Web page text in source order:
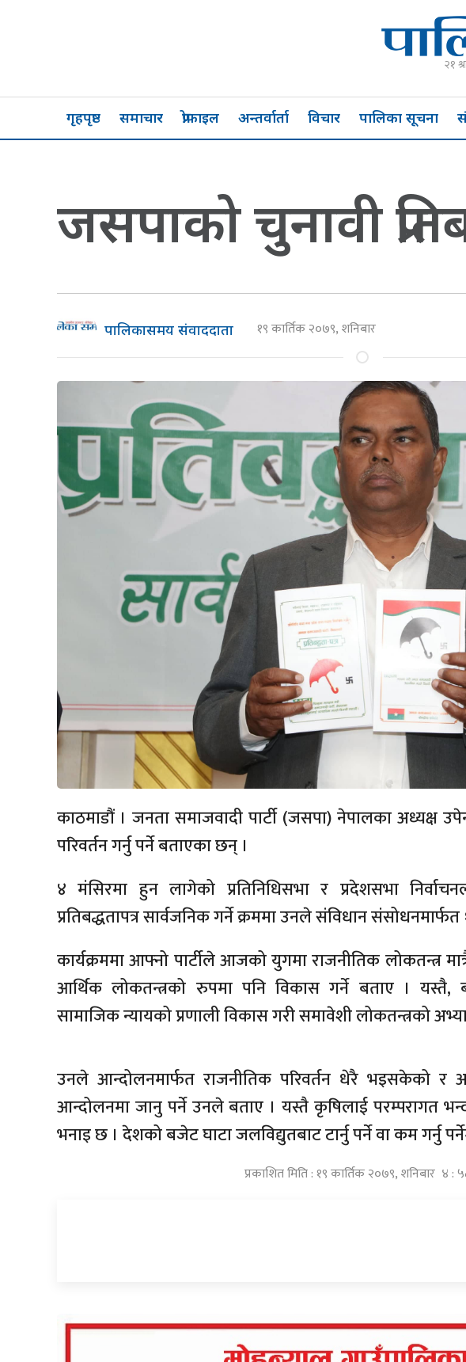
२१
गृहपृष्ठ समाचार प्रोफाइल अन्तर्वार्ता विचार पालिका सूचना
जसपाको चुनावी
पालिकासमय संवाददाता १९ कार्तिक २०७९, शनिबार
काठमाडौं । जनता समाजवादी पार्टी (जसपा) नेपालका अध्यक्ष
परिवर्तन गर्नु पर्ने बताएका छन् ।
४ मंसिरमा हुन लागेको प्रतिनिधिसभा र प्रदेशसभा
प्रतिबद्धतापत्र सार्वजनिक गर्ने क्रममा उनले संविधान
कार्यक्रममा आफ्नो पार्टीले आजको युगमा राजनीतिक लोकतन्त्र
आर्थिक लोकतन्त्रको रुपमा पनि विकास गर्ने बताए । यस्तै,
सामाजिक न्यायको प्रणाली विकास गरी समावेशी लोकतन्त्रको
उनले आन्दोलनमार्फत राजनीतिक परिवर्तन धेरै भइसकेको र
आन्दोलनमा जानु पर्ने उनले बताए । यस्तै कृषिलाई परम्परागत
भनाइ छ । देशको बजेट घाटा जलविद्युतबाट टार्नु पर्ने वा कम गर्नु
प्रकाशित मिति : १९ कार्तिक २०७९, शनिबार ४ :